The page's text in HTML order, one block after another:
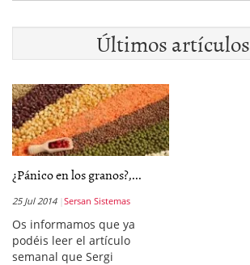
Últimos artículos
¿Pánico en los granos?,...
25 Jul 2014 Sersan Sistemas
Os informamos que ya
podéis leer el artículo
semanal que Sergi